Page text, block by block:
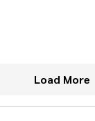
Load More